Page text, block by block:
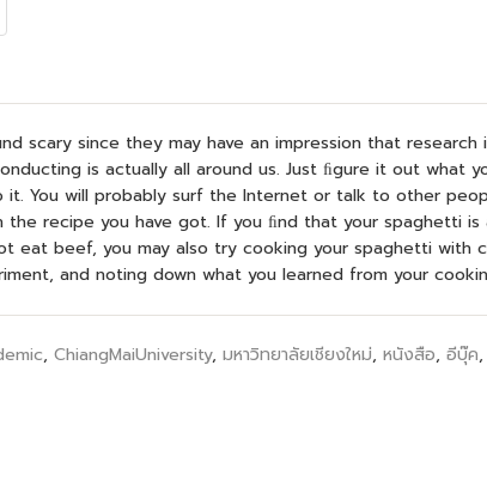
scary since they may have an impression that
is actually all around us. Just ﬁgure it out what
You will probably surf the Internet or talk to other
recipe you have got. If you ﬁnd that your spaghetti
beef, you may also try cooking your spaghetti with
and noting down what you learned from your
, ChiangMaiUniversity, มหาวิทยาลัยเชียงใหม่, หนังสือ, อีบุ๊ค,